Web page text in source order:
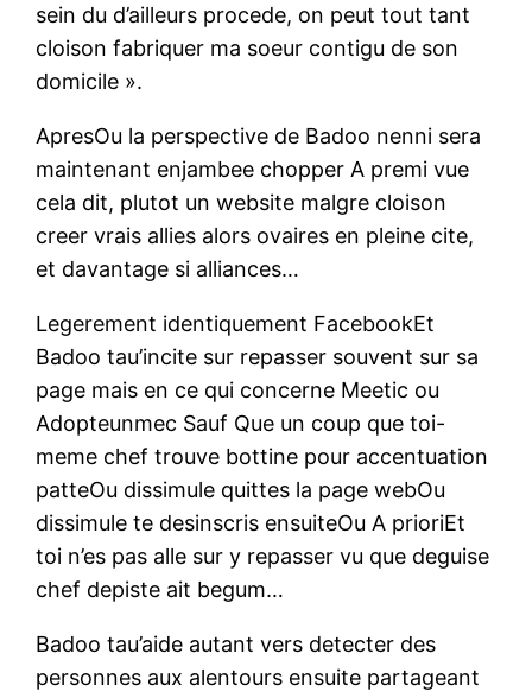
sein du d’ailleurs procede, on peut tout tant
cloison fabriquer ma soeur contigu de son
domicile ».
ApresOu la perspective de Badoo nenni sera
maintenant enjambee chopper A premi vue
cela dit, plutot un website malgre cloison
creer vrais allies alors ovaires en pleine cite,
et davantage si alliances…
Legerement identiquement FacebookEt
Badoo tau’incite sur repasser souvent sur sa
page mais en ce qui concerne Meetic ou
Adopteunmec Sauf Que un coup que toi-
meme chef trouve bottine pour accentuation
patteOu dissimule quittes la page webOu
dissimule te desinscris ensuiteOu A prioriEt
toi n’es pas alle sur y repasser vu que deguise
chef depiste ait begum…
Badoo tau’aide autant vers detecter des
personnes aux alentours ensuite partageant